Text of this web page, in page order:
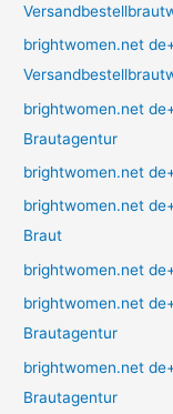
brightwomen.net
brightwomen.net
Brautagentur
brightwomen.net
brightwomen.net
Braut
brightwomen.net
brightwomen.net
Brautagentur
brightwomen.net
Brautagentur